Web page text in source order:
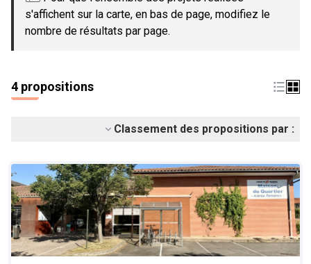
s'affichent sur la carte, en bas de page, modifiez le
nombre de résultats par page.
4 propositions
Classement des propositions par :